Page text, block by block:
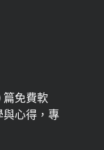
篇免費軟
與心得，專